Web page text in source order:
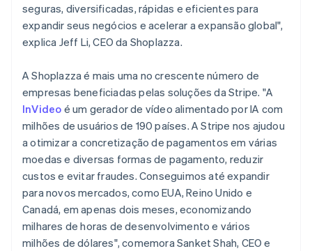
seguras, diversificadas, rápidas e eficientes para
expandir seus negócios e acelerar a expansão global",
explica Jeff Li, CEO da Shoplazza.
A Shoplazza é mais uma no crescente número de
empresas beneficiadas pelas soluções da Stripe. "A
InVideo é um gerador de vídeo alimentado por IA com
milhões de usuários de 190 países. A Stripe nos ajudou
a otimizar a concretização de pagamentos em várias
moedas e diversas formas de pagamento, reduzir
custos e evitar fraudes. Conseguimos até expandir
para novos mercados, como EUA, Reino Unido e
Canadá, em apenas dois meses, economizando
milhares de horas de desenvolvimento e vários
milhões de dólares", comemora Sanket Shah, CEO e
Letônia
English
Liechtenstein
Deutsch English
English
Luxemburgo
Français DeutschEnglish
Malásia
English简体中文
Malta
English
México
EspañolEnglish
Noruega
English
Nova Zelândia
English